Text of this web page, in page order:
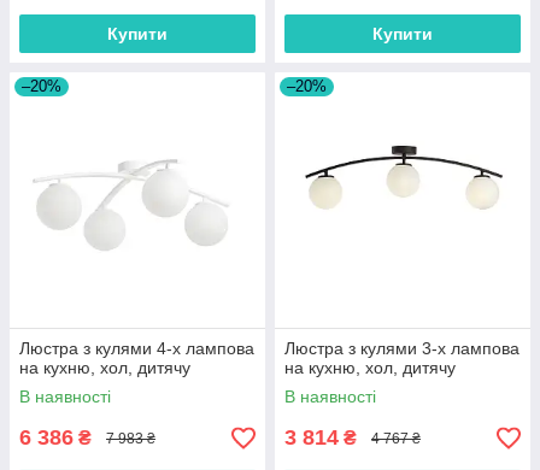
Купити Купити
–20%
Люстра з кулями 4-х лампова
на кухню, хол, дитячу
В наявності
6 386 ₴ 7 983 ₴
–20%
Люстра з кулями 3-х лампова
на кухню, хол, дитячу
В наявності
3 814 ₴ 4 767 ₴